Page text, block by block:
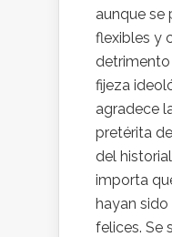
aunque se
flexibles y
detrimento
fijeza
agradece
pretérita
del
importa
hayan
felices. Se